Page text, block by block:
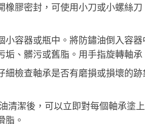
橡膠密封，可使用小刀或小螺絲
小容器或瓶中。將防鏽油倒入容
、髒污或舊脂。用手指旋轉軸
細檢查軸承是否有磨損或損壞的
清潔後，可以立即對每個軸承塗
脂。